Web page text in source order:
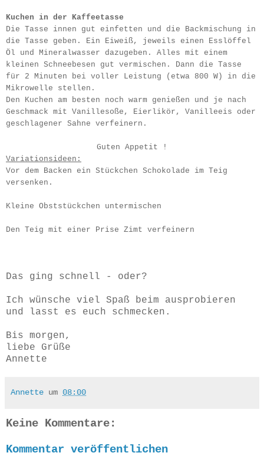
Kuchen in der Kaffeetasse
Die Tasse innen gut einfetten und die Backmischung in
die Tasse geben. Ein Eiweiß, jeweils einen Esslöffel
Öl und Mineralwasser dazugeben. Alles mit einem
kleinen Schneebesen gut vermischen. Dann die Tasse
für 2 Minuten bei voller Leistung (etwa 800 W) in die
Mikrowelle stellen.
Den Kuchen am besten noch warm genießen und je nach
Geschmack mit Vanillesoße, Eierlikör, Vanilleeis oder
geschlagener Sahne verfeinern.
Guten Appetit !
Variationsideen:
Vor dem Backen ein Stückchen Schokolade im Teig
versenken.
Kleine Obststückchen untermischen
Den Teig mit einer Prise Zimt verfeinern
Das ging schnell - oder?
Ich wünsche viel Spaß beim ausprobieren
und lasst es euch schmecken.
Bis morgen,
liebe Grüße
Annette
Annette um 08:00
Keine Kommentare:
Kommentar veröffentlichen